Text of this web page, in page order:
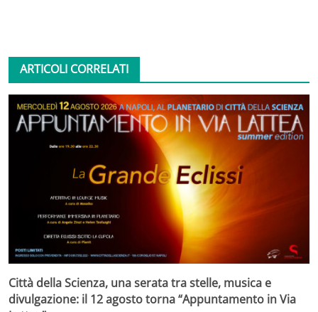
ARTICOLI CORRELATI
Città della Scienza, una serata tra stelle, musica e
divulgazione: il 12 agosto torna “Appuntamento in Via